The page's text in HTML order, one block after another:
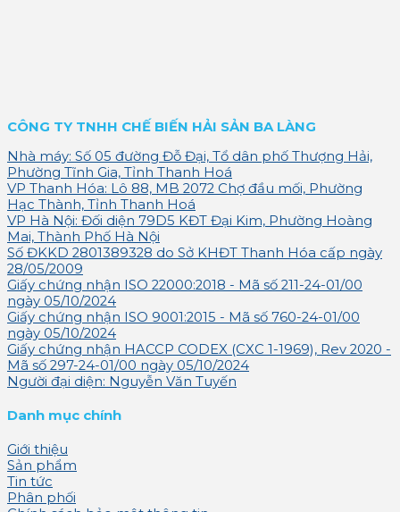
CÔNG TY TNHH CHẾ BIẾN HẢI SẢN BA LÀNG
Nhà máy: Số 05 đường Đỗ Đại, Tổ dân phố Thượng Hải,
Phường Tĩnh Gia, Tỉnh Thanh Hoá
VP Thanh Hóa: Lô 88, MB 2072 Chợ đầu mối, Phường
Hạc Thành, Tỉnh Thanh Hoá
VP Hà Nội: Đối diện 79D5 KĐT Đại Kim, Phường Hoàng
Mai, Thành Phố Hà Nội
Số ĐKKD 2801389328 do Sở KHĐT Thanh Hóa cấp ngày
28/05/2009
Giấy chứng nhận ISO 22000:2018 - Mã số 211-24-01/00
ngày 05/10/2024
Giấy chứng nhận ISO 9001:2015 - Mã số 760-24-01/00
ngày 05/10/2024
Giấy chứng nhận HACCP CODEX (CXC 1-1969), Rev 2020 -
Mã số 297-24-01/00 ngày 05/10/2024
Người đại diện: Nguyễn Văn Tuyến
Danh mục chính
Giới thiệu
Sản phẩm
Tin tức
Phân phối